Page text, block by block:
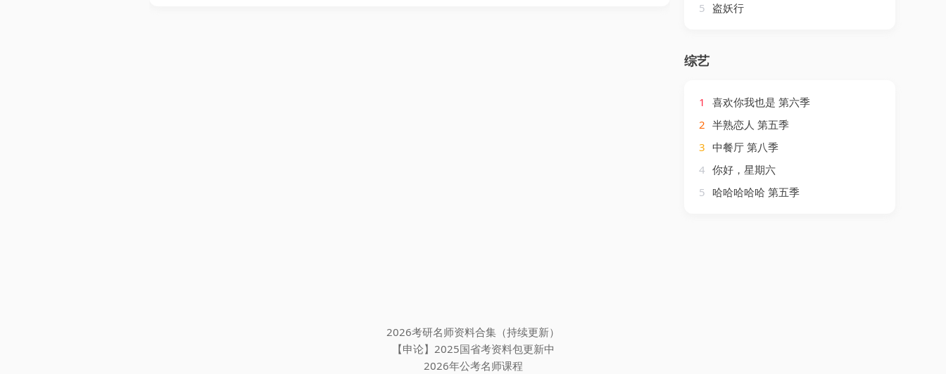
5 盗妖行
综艺
1
喜欢你我也是 第六季
2 半熟恋人 第五季
3 中餐厅 第八季
4 你好，星期六
5 哈哈哈哈哈 第五季
2026考研名师资料合集（持续更新）
【申论】2025国省考资料包更新中
2026年公考名师课程